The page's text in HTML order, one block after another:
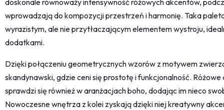
doskonale równoważy intensywność różowych akcentów,
wprowadzają do kompozycji przestrzeń i harmonię. Taka
wyrazistym, ale nie przytłaczającym elementem wystroju,
dodatkami.
Dzięki połączeniu geometrycznych wzorów z motywem
skandynawski, gdzie ceni się prostotę i funkcjonalność.
sprawdzi się również w aranżacjach boho, dodając im nieco
Nowoczesne wnętrza z kolei zyskają dzięki niej kreatywny